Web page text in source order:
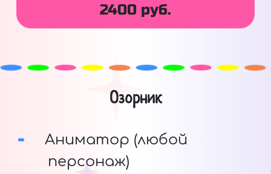
2400 руб.
Озорник
Аниматор (любой
персонаж)